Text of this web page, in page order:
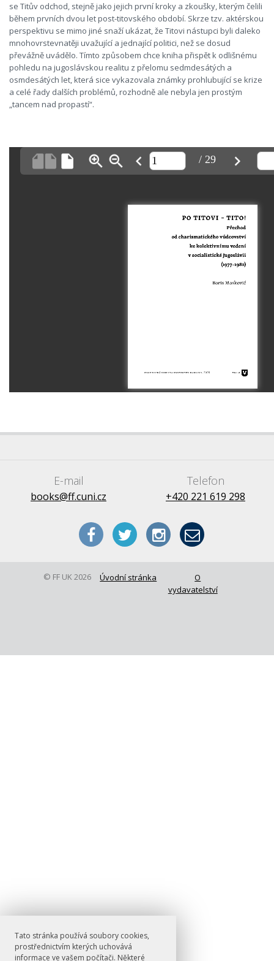
Tato stránka používá soubory cookies,
prostřednictvím kterých uchovává
informace ve vašem počítači. Některé
se Titův odchod, stejně jako jejich první kroky a zkoušky, kterým čelili
během prvních dvou let post-titovského období. Skrze tzv. aktérskou
perspektivu se mimo jiné snaží ukázat, že Titovi nástupci byli daleko
mnohovrstevnatěji uvažující a jednající politici, než se dosud
převážně uvádělo. Tímto způsobem chce kniha přispět k odlišnému
pohledu na jugoslávskou realitu z přelomu sedmdesátých a
osmdesátých let, která sice vykazovala známky prohlubující se krize
a celé řady dalších problémů, rozhodně ale nebyla jen prostým
„tancem nad propastí“.
E-mail
books@ff.cuni.cz
Telefon
+420 221 619 298
© FF UK 2026 Úvodní stránka
O
vydavatelství